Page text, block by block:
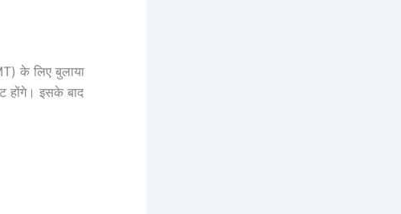
के लिए बुलाया
होंगे। इसके बाद